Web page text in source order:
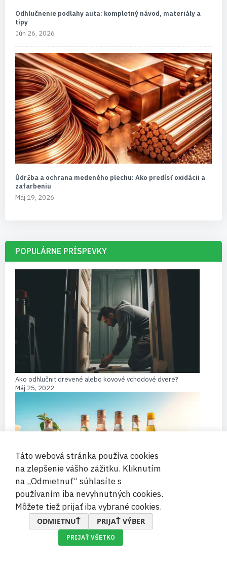
Odhlučnenie podlahy auta: kompletný návod, materiály a
tipy
Jún 26, 2026
Údržba a ochrana medeného plechu: Ako predísť oxidácii a
zafarbeniu
Máj 19, 2026
POPULÁRNE PRÍSPEVKY
Ako odhlučniť drevené alebo kovové vchodové dvere?
Máj 25, 2022
Džbány, karafy či fľaše so zátkou – v čom podávať vodu?
Jún 08, 2022
Táto webová stránka používa cookies
na zlepšenie vášho zážitku. Kliknutím
na „Odmietnuť“ súhlasíte s
používaním iba nevyhnutných cookies.
Môžete tiež prijať iba vybrané cookies.
ODMIETNUŤ PRIJAŤ VÝBER
PRIJAŤ VŠETKO